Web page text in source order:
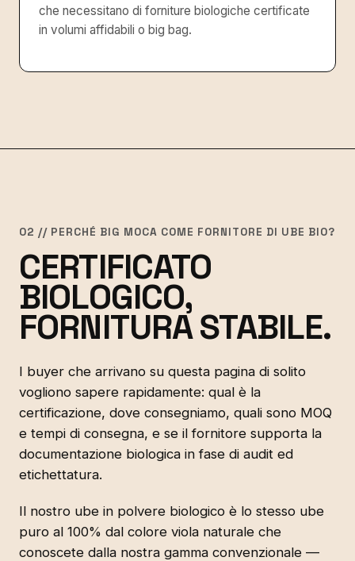
che necessitano di forniture biologiche certificate
in volumi affidabili o big bag.
02 // PERCHÉ BIG MOCA COME FORNITORE DI UBE BIO?
CERTIFICATO
BIOLOGICO,
FORNITURA STABILE.
I buyer che arrivano su questa pagina di solito
vogliono sapere rapidamente: qual è la
certificazione, dove consegniamo, quali sono MOQ
e tempi di consegna, e se il fornitore supporta la
documentazione biologica in fase di audit ed
etichettatura.
Il nostro ube in polvere biologico è lo stesso ube
puro al 100% dal colore viola naturale che
conoscete dalla nostra gamma convenzionale —